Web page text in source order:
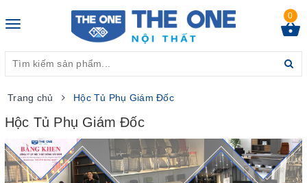
Toggle
0
Trang chủ Hộc Tủ Phụ Giám Đốc
Hộc Tủ Phụ Giám Đốc